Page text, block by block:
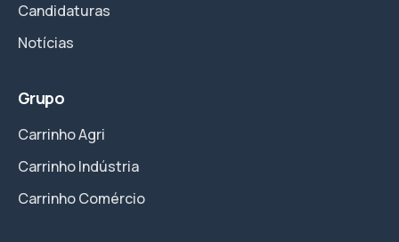
Candidaturas
Notícias
Grupo
Carrinho Agri
Carrinho Indústria
Carrinho Comércio